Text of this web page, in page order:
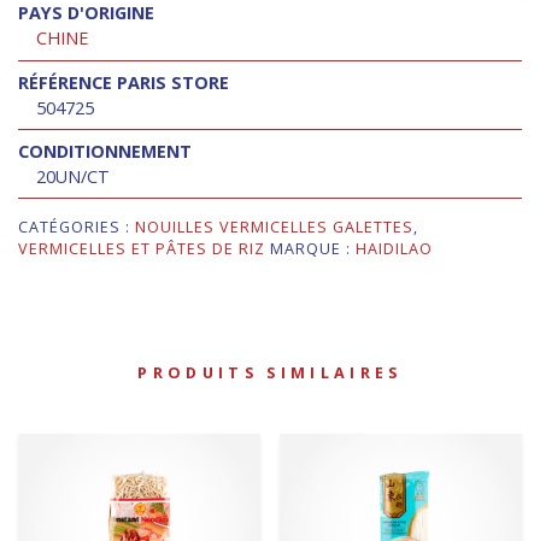
PAYS D'ORIGINE
CHINE
RÉFÉRENCE PARIS STORE
504725
CONDITIONNEMENT
20UN/CT
CATÉGORIES : NOUILLES VERMICELLES GALETTES,
VERMICELLES ET PÂTES DE RIZ MARQUE : HAIDILAO
PRODUITS SIMILAIRES